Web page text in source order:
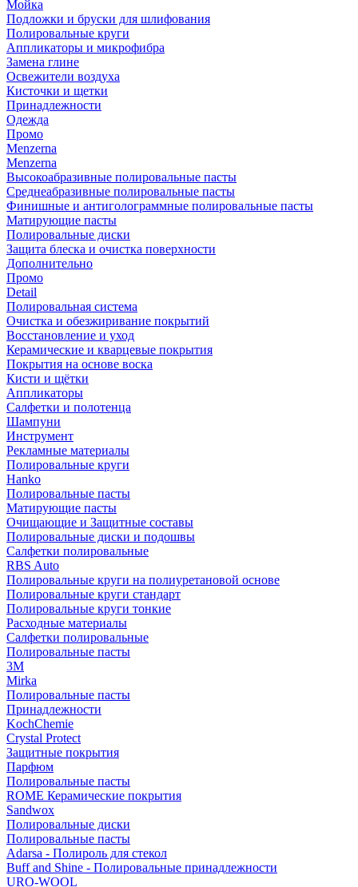
Мойка
Подложки и бруски для шлифования
Полировальные круги
Аппликаторы и микрофибра
Замена глине
Освежители воздуха
Кисточки и щетки
Принадлежности
Одежда
Промо
Menzerna
Menzerna
Высокоабразивные полировальные пасты
Среднеабразивные полировальные пасты
Финишные и антиголограммные полировальные пасты
Матирующие пасты
Полировальные диски
Защита блеска и очистка поверхности
Дополнительно
Промо
Detail
Полировальная система
Очистка и обезжиривание покрытий
Восстановление и уход
Керамические и кварцевые покрытия
Покрытия на основе воска
Кисти и щётки
Аппликаторы
Салфетки и полотенца
Шампуни
Инструмент
Рекламные материалы
Полировальные круги
Hanko
Полировальные пасты
Матирующие пасты
Очищающие и Защитные составы
Полировальные диски и подошвы
Салфетки полировальные
RBS Auto
Полировальные круги на полиуретановой основе
Полировальные круги стандарт
Полировальные круги тонкие
Расходные материалы
Салфетки полировальные
Полировальные пасты
3М
Mirka
Полировальные пасты
Принадлежности
KochChemie
Crystal Protect
Защитные покрытия
Парфюм
Полировальные пасты
ROME Керамические покрытия
Sandwox
Полировальные диски
Полировальные пасты
Adarsa - Полироль для стекол
Buff and Shine - Полировальные принадлежности
URO-WOOL